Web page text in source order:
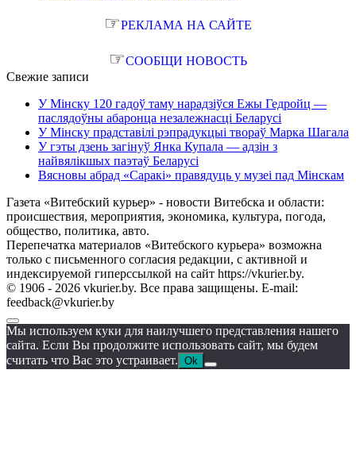
☞РЕКЛАМА НА САЙТЕ
☞СООБЩИ НОВОСТЬ
Свежие записи
У Мінску 120 гадоў таму нарадзіўся Ежы Гедройц —
паслядоўны абаронца незалежнасці Беларусі
У Мінску прадставілі рэпрадукцыі твораў Марка Шагала
У гэты дзень загінуў Янка Купала — адзін з
найвялікшых паэтаў Беларусі
Вясновы абрад «Саракі» правядуць у музеі пад Мінскам
Газета «Витебский курьер» - новости Витебска и области:
происшествия, мероприятия, экономика, культура, погода,
общество, политика, авто.
Перепечатка материалов «Витебского курьера» возможна
только с письменного согласия редакции, с активной и
индексируемой гиперссылкой на сайт https://vkurier.by.
© 1906 - 2026 vkurier.by. Все права защищены. E-mail:
feedback@vkurier.by
Мы используем куки для наилучшего представления нашего
сайта. Если Вы продолжите использовать сайт, мы будем
считать что Вас это устраивает. Ok